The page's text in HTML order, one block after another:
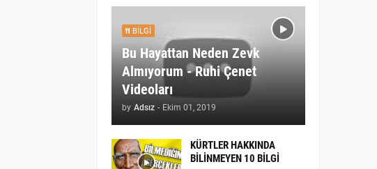
BILGI
Bu Hayattan Neden Zevk
Almıyorum - Ruhi Çenet
Videoları
by Adsız - Ekim 01, 2019
KÜRTLER HAKKINDA
BİLİNMEYEN 10 BİLGİ